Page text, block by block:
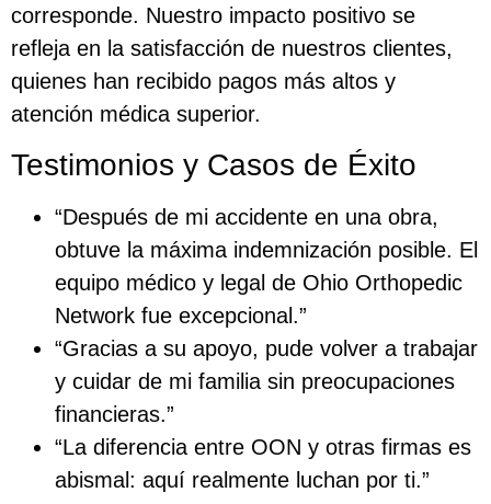
corresponde. Nuestro impacto positivo se
refleja en la satisfacción de nuestros clientes,
quienes han recibido pagos más altos y
atención médica superior.
Testimonios y Casos de Éxito
“Después de mi accidente en una obra,
obtuve la máxima indemnización posible. El
equipo médico y legal de Ohio Orthopedic
Network fue excepcional.”
“Gracias a su apoyo, pude volver a trabajar
y cuidar de mi familia sin preocupaciones
financieras.”
“La diferencia entre OON y otras firmas es
abismal: aquí realmente luchan por ti.”